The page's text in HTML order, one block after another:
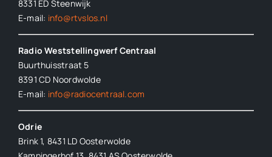
8331 ED Steenwijk
E-mail: info@rtvslos.nl
Radio Weststellingwerf Centraal
Buurthuisstraat 5
8391 CD Noordwolde
E-mail: info@radiocentraal.com
Odrie
Brink 1, 8431 LD Oosterwolde